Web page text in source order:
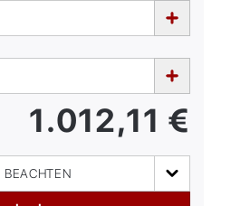
1.012,11 €
BEACHTEN